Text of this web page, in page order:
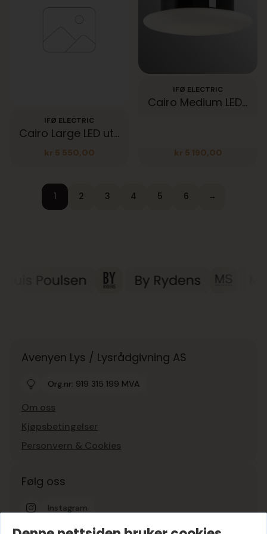
IFØ ELECTRIC
Cairo Large LED utstilling.
kr 5 550,00
IFØ ELECTRIC
Cairo Medium LED 2700K utstilling
kr 5 190,00
1 2 3 4 5 6 →
Avenyen Lys / Lysrådgivning AS
Org.nr: 919 315 199 MVA
Om oss
Kjøpsbetingelser
Personvern & Cookies
Følg oss
Instagram